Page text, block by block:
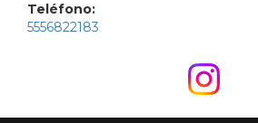
Teléfono:
5556822183